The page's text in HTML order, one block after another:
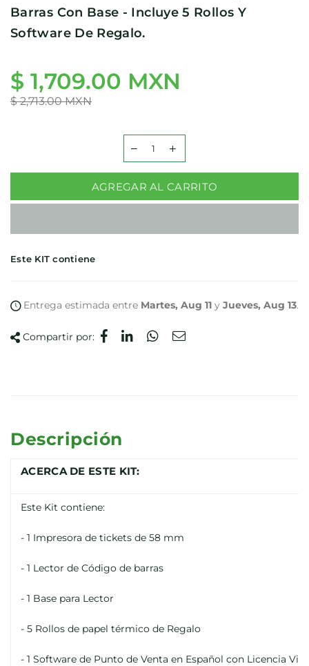
Barras Con Base - Incluye 5 Rollos Y
Software De Regalo.
Precio
habitual
$ 1,709.00 MXN
$ 2,713.00 MXN
AGREGAR AL CARRITO
Este KIT contiene
Entrega estimada entre Martes, Aug 11 y Jueves, Aug 13.
Compartir por:
Descripción
ACERCA DE ESTE KIT:
Este Kit contiene:
- 1 Impresora de tickets de 58 mm
- 1 Lector de Código de barras
- 1 Base para Lector
- 5 Rollos de papel térmico de Regalo
- 1 Software de Punto de Venta en Español con Licencia